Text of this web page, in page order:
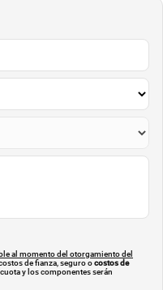
al momento del otorgamiento del
de fianza, seguro ocostos de
y los componentes serán